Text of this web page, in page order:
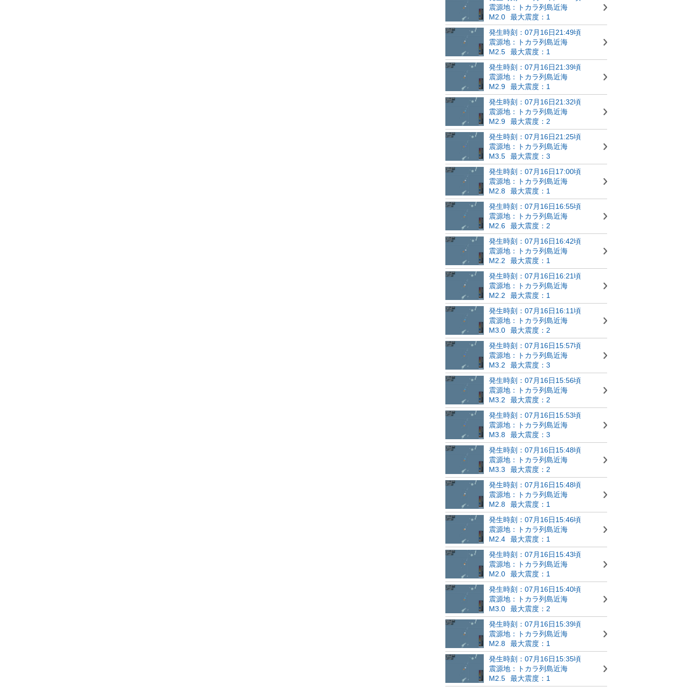
震源地：トカラ列島近海
M2.0
最大震度：1
発生時刻：07月16日21:49頃
震源地：トカラ列島近海
M2.5
最大震度：1
発生時刻：07月16日21:39頃
震源地：トカラ列島近海
M2.9
最大震度：1
発生時刻：07月16日21:32頃
震源地：トカラ列島近海
M2.9
最大震度：2
発生時刻：07月16日21:25頃
震源地：トカラ列島近海
M3.5
最大震度：3
発生時刻：07月16日17:00頃
震源地：トカラ列島近海
M2.8
最大震度：1
発生時刻：07月16日16:55頃
震源地：トカラ列島近海
M2.6
最大震度：2
発生時刻：07月16日16:42頃
震源地：トカラ列島近海
M2.2
最大震度：1
発生時刻：07月16日16:21頃
震源地：トカラ列島近海
M2.2
最大震度：1
発生時刻：07月16日16:11頃
震源地：トカラ列島近海
M3.0
最大震度：2
発生時刻：07月16日15:57頃
震源地：トカラ列島近海
M3.2
最大震度：3
発生時刻：07月16日15:56頃
震源地：トカラ列島近海
M3.2
最大震度：2
発生時刻：07月16日15:53頃
震源地：トカラ列島近海
M3.8
最大震度：3
発生時刻：07月16日15:48頃
震源地：トカラ列島近海
M3.3
最大震度：2
発生時刻：07月16日15:48頃
震源地：トカラ列島近海
M2.8
最大震度：1
発生時刻：07月16日15:46頃
震源地：トカラ列島近海
M2.4
最大震度：1
発生時刻：07月16日15:43頃
震源地：トカラ列島近海
M2.0
最大震度：1
発生時刻：07月16日15:40頃
震源地：トカラ列島近海
M3.0
最大震度：2
発生時刻：07月16日15:39頃
震源地：トカラ列島近海
M2.8
最大震度：1
発生時刻：07月16日15:35頃
震源地：トカラ列島近海
M2.5
最大震度：1